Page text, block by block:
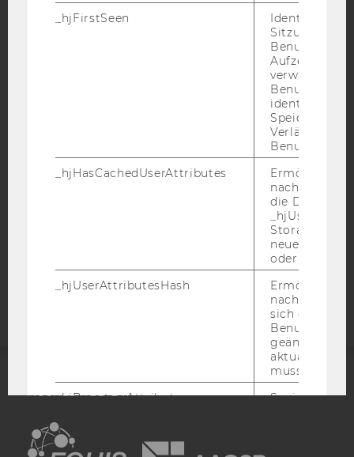
BARRIEREFREIHEITSERKLÄRUNG WEBSEITE
DATENSCHUTZERKLÄRUNG SOCIAL MEDIA
STUDIENBEWERBER*INNEN UND STUDIERENDE
Barrierefreiheitserklärung
Webseite
ACCREDITED BY:
EQUIS
_hjFirstSeen
Identifiziert
Sitzung eines
Benutzers.
verwendet,
identifizieren.
Verlängert
_hjHasCachedUserAttributes
Ermöglicht
die Daten in
Storage auf
neuesten
oder nicht.
_hjUserAttributesHash
Ermöglicht
sich ein
geändert hat
aktualisiert
muss.
_hjBenutzerAttribute
Speichert